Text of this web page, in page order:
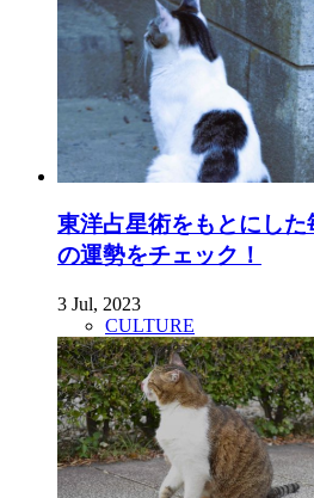
東洋占星術をもとにした
の運勢をチェック！
3 Jul, 2023
CULTURE